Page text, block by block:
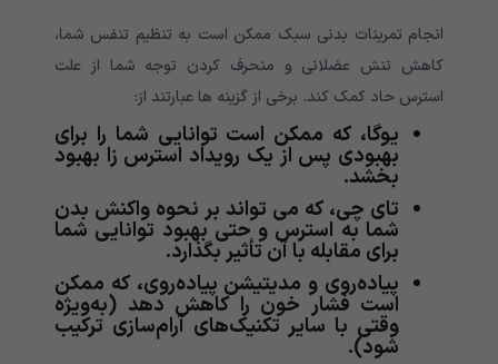
انجام تمرینات بدنی سبک ممکن است به تنظیم تنفس شما،
کاهش تنش عضلانی و منحرف کردن توجه شما از علت
استرس حاد کمک کند. برخی از گزینه ها عبارتند از:
یوگا، که ممکن است توانایی شما را برای
بهبودی پس از یک رویداد استرس زا بهبود
بخشد.
تای چی، که می تواند بر نحوه واکنش بدن
شما به استرس و حتی بهبود توانایی شما
برای مقابله با آن تأثیر بگذارد.
پیاده‌روی و مدیتیشن پیاده‌روی، که ممکن
است فشار خون را کاهش دهد (به‌ویژه
وقتی با سایر تکنیک‌های آرام‌سازی ترکیب
شود).